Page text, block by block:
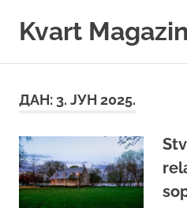
Kvart Magazin
vas!
ДАН: 3. ЈУН 2025.